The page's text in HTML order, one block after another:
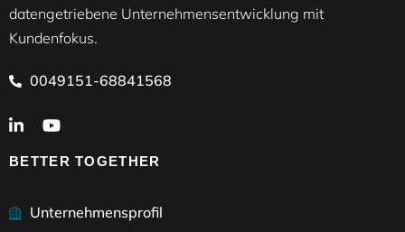
datengetriebene Unternehmensentwicklung mit
Kundenfokus.
0049151-68841568
BETTER TOGETHER
Unternehmensprofil